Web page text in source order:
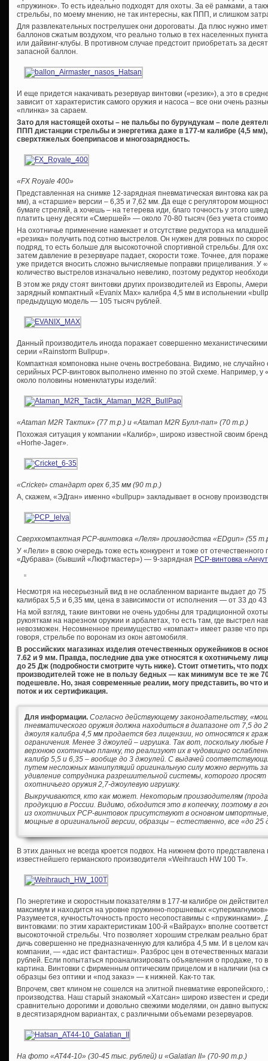
«пружинок». То есть идеально подходят для охоты. За её рамками, а
стрельбы, по моему мнению, не так интересны, как ППП, и слишком
Для развлекательных пострелушек они дороговаты. Да плюс нужно
баллонов сжатым воздухом, что реально только в тех населенных
или дайвинг-клубы. В противном случае предстоит приобретать за
запасной баллон.
И еще придется накачивать резервуар винтовки («резик»), а это в
зависит от характеристик самого оружия и насоса – все они очень
«плинка» за сараем.
Зато для настоящей охоты – не пальбы по бурундукам – поле
ППП дистанции стрельбы и энергетика даже в 177-м калибре (4,5
сверхтяжелых боеприпасов и многозарядность.
«FX Royale 400»
Представленная на снимке 12-зарядная пневматическая винтовка как
мм), а «старшие» версии – 6,35 и 7,62 мм. Да еще с регулятором
бумаге стреляй, а хочешь – на тетерева иди, благо точность у этого
платить цену десяти «Смершей» — около 70-80 тысяч (без учета
На охотничье применение намекает и отсутствие редуктора на
«резика» получить под сотню выстрелов. Он нужен для ровных по
подряд, то есть больше для высокоточной спортивной стрельбы. Для
затем давление в резервуаре падает, скорости тоже. Точнее, для
уже придется вносить сложно вычисляемые поправки прицеливания. У
количество выстрелов изначально невелико, поэтому редуктор
В этом же ряду стоят винтовки других производителей из Европы,
зарядный компактный «Evanix Max» калибра 4,5 мм в испольнении
предыдущую модель — 105 тысяч рублей.
Данный производитель иногда поражает совершенно
серии «Rainstorm Bullpup».
Компактная компоновка ныне очень востребована. Видимо, не случайно
серийных PCP-винтовок выполнено именно по этой схеме. Например,
около половины номенклатуры изделий:
«Ataman M2R Тактик» (77 т.р.) и «Ataman M2R Булл-пап» (70 т.р.)
Похожая ситуация у компании «Калибр», широко известной своим
«Horhe-Jager».
«Cricket» стандарт орех 6,35 мм (90 т.р.)
А, скажем, «ЭДган» именно «bullpup» закладывает в основу
Сверхкомпактная PCP-винтовка «Леля» производства «EDgun» (55
У «Лели» в свою очередь тоже есть конкурент и тоже от
«Дубрава» (бывший «Люфтмастер») — 9-зарядная PCP-винтовка
Несмотря на несерьезный вид в не ослабленном варианте выдает до
калибрах 5,5 и 6,35 мм, цена в зависимости от исполнения — от 33 до
На мой взгляд, такие винтовки не очень удобны для традиционной
рукояткам на нарезном оружии и арбалетах, то есть там, где выстрел
невозможен. Несомненное преимущество «компакт» имеет разве что
говоря, стрельбе по воронам из окон автомобиля.
В российских магазинах изделия отечественных оружейников в
7.62 и 9 мм. Правда, последние два уже относятся к охотничьему
до 25 Дж (подробности смотрите чуть ниже). Стоит отметить, что
производителей тоже не в пользу бедных — как минимум все те же
подешевле. Но, зная современные реалии, могу представить, во что
поток и их сертификация.
Для информации. Согласно действующему законодательству,
пневматического оружия должна находиться в диапазоне от 7,5 до
джоуля калибра 4,5 мм продается без лицензии, но относятся к
ограничения. Менее 3 джоулей – игрушка. Так вот, поскольку
верхнюю охотничью планку, то реализуют их в чудовищно
калибр 5,5 и 6,35 – вообще до 3 джоулей. С выдачей
путем несложных манипуляций оригинальную силу можно вернуть
удивление сотрудника разрешительной системы, которого просят
охотничьего оружия 2,7-джоулевую игрушку.
Выкручиваются, кто как может. Некоторым производителям
продукцию в России. Видимо, обходится это в копеечку, поэтому в
из охотничьих PCP-винтовок присутствуют в основном
мощные в оригинальной версии, образцы – естественно, все «до 25
В этих данных не всегда кроется подвох. На нижнем фото представлена
известнейшего германского производителя «Weihrauch HW 100 T».
По энергетике и скоростным показателям в 177-м калибре он
максимум и находится на уровне пружинно-поршневых
Разумеется, кучность/точность просто несопоставимы с
винтовками: по этим характеристикам 100-й «Вайраух» вполне
высокоточной стрельбы. Что позволяет хорошим стрелкам реально
дичь совершенно не предназначенную для калибра 4,5 мм. И в целом
компании, — «дас ист фантастиш». Разброс цен в отечественных
рублей. Если попытаться проанализировать объявления о продаже,
картина. Винтовки с фирменным оптическим прицелом и в наличии (на
образцы без оптики и «под заказ» — к нижней. Как-то так.
Впрочем, свет клином не сошелся на элитной пневматике европейского,
производства. Наш старый знакомый «Хатсан» широко известен и
сравнительно дорогими и довольно свежими моделями, он давно
в десятизарядном вариантах, с различными объемами резервуаров.
На фото «AT44-10» (30-45 тыс. рублей) и «Galatian II» (70-90 т.р.)